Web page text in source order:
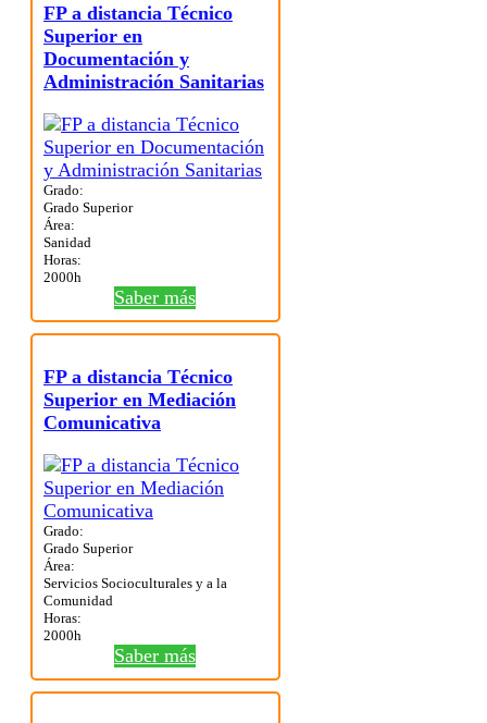
FP a distancia Técnico
Superior en
Documentación y
Administración Sanitarias
Grado:
Grado Superior
Área:
Sanidad
Horas:
2000h
Saber más
FP a distancia Técnico
Superior en Mediación
Comunicativa
Grado:
Grado Superior
Área:
Servicios Socioculturales y a la
Comunidad
Horas:
2000h
Saber más